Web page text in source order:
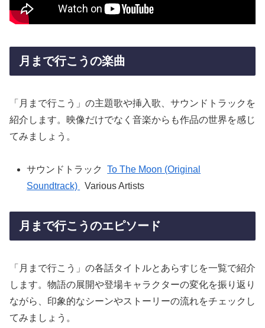
月まで行こうの楽曲
「月まで行こう」の主題歌や挿入歌、サウンドトラックを
紹介します。映像だけでなく音楽からも作品の世界を感じ
てみましょう。
サウンドトラック
To The Moon (Original
Soundtrack)
Various Artists
月まで行こうのエピソード
「月まで行こう」の各話タイトルとあらすじを一覧で紹介
します。物語の展開や登場キャラクターの変化を振り返り
ながら、印象的なシーンやストーリーの流れをチェックし
てみましょう。